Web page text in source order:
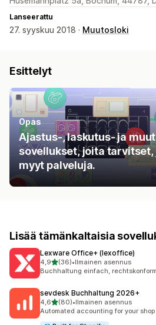
Lanseerattu
27. syyskuu 2018 · Muutosloki
Esittelyt
Opas
Ajastus-, laskutus- ja muut
sovellukset, joita tarvitset,
myyt palveluja.
Lisää tämänkaltaisia
Lexware Office+ (lexoffice)
4,9/ 5 tähteä
(36)
36 arvostelua yhteensä
•Ilmainen asennus
Buchhaltung einfach,
sevdesk Buchhaltung 2026+
4,6/ 5 tähteä
(80)
80 arvostelua yhteensä
•Ilmainen asennus
Automated accounting for your